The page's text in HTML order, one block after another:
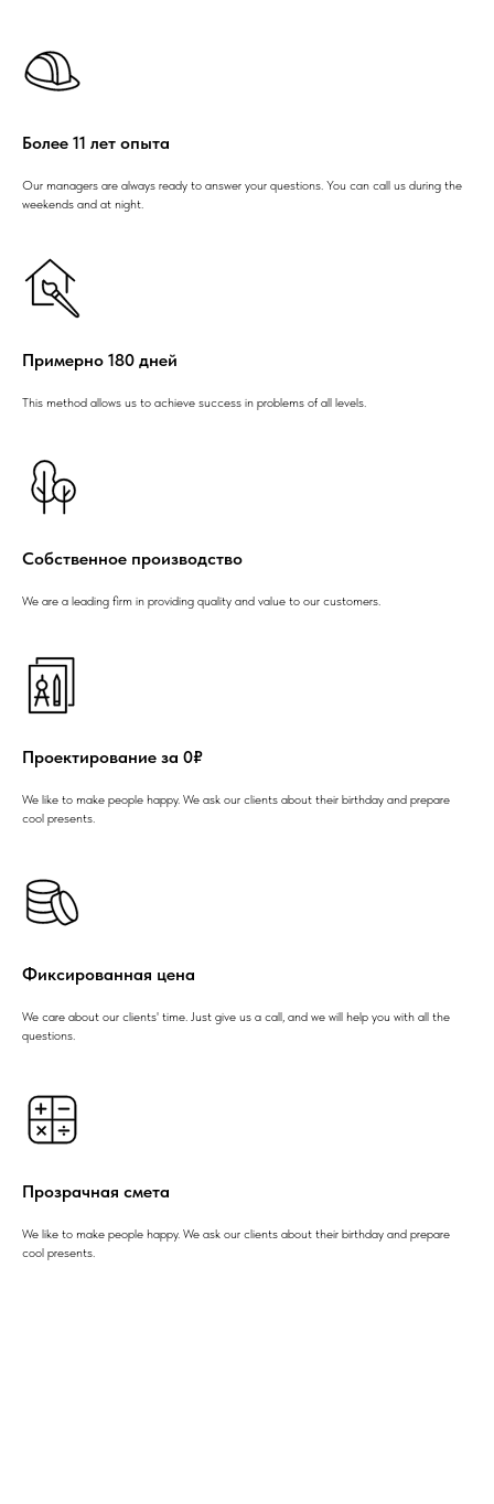
Более 11 лет опыта
Our managers are always ready to answer your questions. You can call us during the
weekends and at night.
Примерно 180 дней
This method allows us to achieve success in problems of all levels.
Собственное производство
We are a leading firm in providing quality and value to our customers.
Проектирование за 0₽
We like to make people happy. We ask our clients about their birthday and prepare
cool presents.
Фиксированная цена
We care about our clients' time. Just give us a call, and we will help you with all the
questions.
Прозрачная смета
We like to make people happy. We ask our clients about their birthday and prepare
cool presents.